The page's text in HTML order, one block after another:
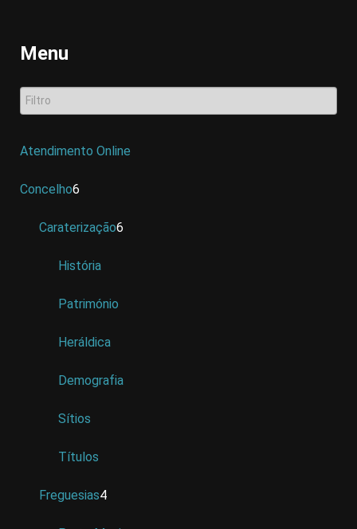
Menu
Atendimento Online
Concelho6
Caraterização6
História
Património
Heráldica
Demografia
Sítios
Títulos
Freguesias4